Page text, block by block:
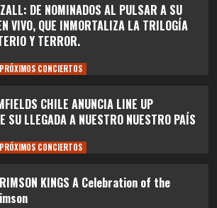
DE NOMINADOS AL PULSAR A SU
VIVO, QUE INMORTALIZA LA TRILOGÍA
Y TERROR.
PRÓXIMOS CONCIERTOS
CHILE ANUNCIA LINE UP
SU LLEGADA A NUESTRO NUESTRO PAÍS
PRÓXIMOS CONCIERTOS
KINGS A Celebration of the